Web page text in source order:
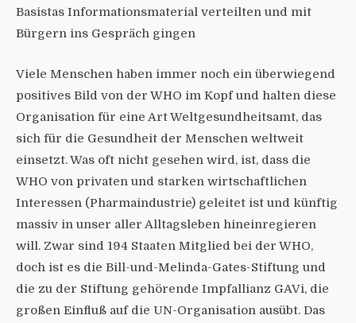
Basistas Informationsmaterial verteilten und mit
Bürgern ins Gespräch gingen
Viele Menschen haben immer noch ein überwiegend
positives Bild von der WHO im Kopf und halten diese
Organisation für eine Art Weltgesundheitsamt, das
sich für die Gesundheit der Menschen weltweit
einsetzt. Was oft nicht gesehen wird, ist, dass die
WHO von privaten und starken wirtschaftlichen
Interessen (Pharmaindustrie) geleitet ist und künftig
massiv in unser aller Alltagsleben hineinregieren
will. Zwar sind 194 Staaten Mitglied bei der WHO,
doch ist es die Bill-und-Melinda-Gates-Stiftung und
die zu der Stiftung gehörende Impfallianz GAVi, die
großen Einfluß auf die UN-Organisation ausübt. Das